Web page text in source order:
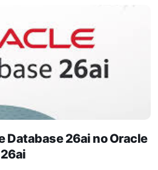
Database 26ai no Oracle